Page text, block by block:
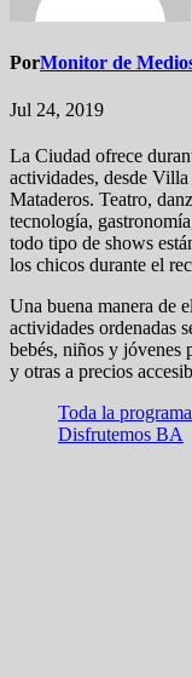
PorMonitor de
Jul 24, 2019
La Ciudad ofrece
actividades, desde
Mataderos. Teatro,
tecnología,
todo tipo de shows
los chicos durante el
Una buena manera de
actividades ordenadas
bebés, niños y jóvenes
y otras a precios
Toda la
Disfrutemos BA